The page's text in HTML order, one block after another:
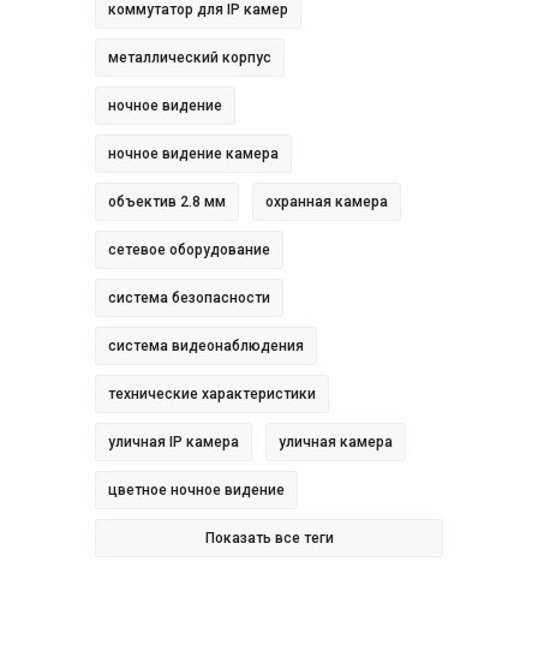
коммутатор для IP камер
металлический корпус
ночное видение
ночное видение камера
объектив 2.8 мм охранная камера
сетевое оборудование
система безопасности
система видеонаблюдения
технические характеристики
уличная IP камера уличная камера
цветное ночное видение
Показать все теги